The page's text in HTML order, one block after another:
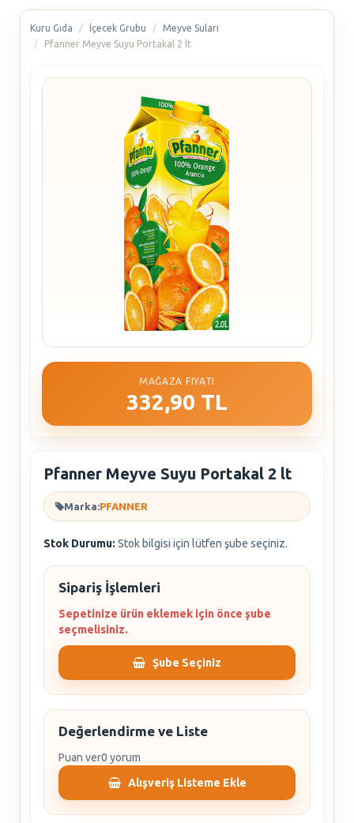
Kuru Gıda İçecek Grubu
Meyve Suları
Pfanner Meyve Suyu Portakal 2 lt
MAĞAZA FIYATI
332,90 TL
Pfanner Meyve Suyu Portakal 2 lt
Marka:PFANNER
Stok Durumu: Stok bilgisi için lütfen şube seçiniz.
Sipariş İşlemleri
Sepetinize ürün eklemek için önce şube
seçmelisiniz.
Şube Seçiniz
Değerlendirme ve Liste
Puan ver0 yorum
Alışveriş Listeme Ekle